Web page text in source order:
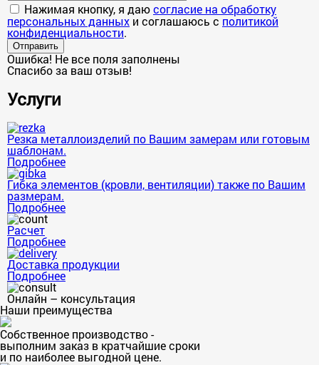
Нажимая кнопку, я даюсогласие на обработку
персональных данных и соглашаюсь с политикой
конфиденциальности.
Отправить
Ошибка! Не все поля заполнены
Спасибо за ваш отзыв!
Услуги
Резка металлоизделий по Вашим замерам или готовым
шаблонам.
Подробнее
Гибка элементов (кровли, вентиляции) также по Вашим
размерам.
Подробнее
Расчет
Подробнее
Доставка продукции
Подробнее
Онлайн – консультация
Наши преимущества
Собственное производство -
выполним заказ в кратчайшие сроки
и по наиболее выгодной цене.